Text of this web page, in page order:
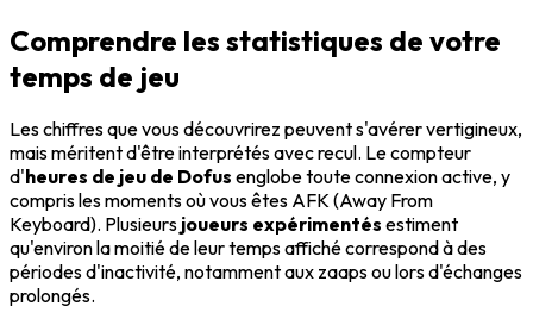
Comprendre les statistiques de votre
temps de jeu
Les chiffres que vous découvrirez peuvent s'avérer vertigineux,
mais méritent d'être interprétés avec recul. Le compteur
d'heures de jeu de Dofus englobe toute connexion active, y
compris les moments où vous êtes AFK (Away From
Keyboard). Plusieurs joueurs expérimentés estiment
qu'environ la moitié de leur temps affiché correspond à des
périodes d'inactivité, notamment aux zaaps ou lors d'échanges
prolongés.